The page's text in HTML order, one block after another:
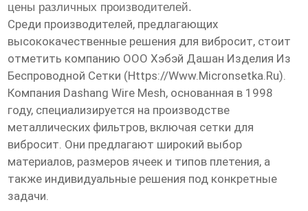
цены различных производителей.
Среди производителей, предлагающих
высококачественные решения для вибросит, стоит
отметить компанию ООО Хэбэй Дашан Изделия Из
Беспроводной Сетки (Https://www.micronsetka.ru).
Компания Dashang Wire Mesh, основанная в 1998
году, специализируется на производстве
металлических фильтров, включая сетки для
вибросит. Они предлагают широкий выбор
материалов, размеров ячеек и типов плетения, а
также индивидуальные решения под конкретные
задачи.